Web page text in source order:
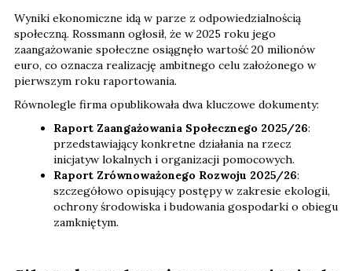
Wyniki ekonomiczne idą w parze z odpowiedzialnością
społeczną. Rossmann ogłosił, że w 2025 roku jego
zaangażowanie społeczne osiągnęło wartość 20 milionów
euro, co oznacza realizację ambitnego celu założonego w
pierwszym roku raportowania.
Równolegle firma opublikowała dwa kluczowe dokumenty:
Raport Zaangażowania Społecznego 2025/26:
przedstawiający konkretne działania na rzecz
inicjatyw lokalnych i organizacji pomocowych.
Raport Zrównoważonego Rozwoju 2025/26:
szczegółowo opisujący postępy w zakresie ekologii,
ochrony środowiska i budowania gospodarki o obiegu
zamkniętym.